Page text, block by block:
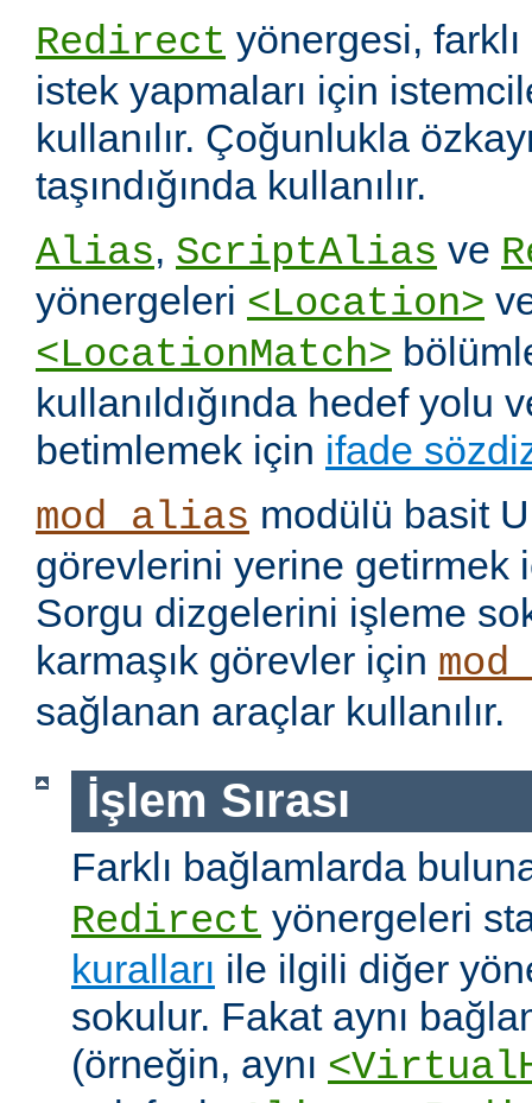
Redirect yönergesi,
istek yapmaları için
kullanılır. Çoğunlukla
taşındığında kullanılır.
Alias, ScriptAlias ve
yönergeleri <Location>
<LocationMatch>
kullanıldığında hedef yolu
betimlemek için ifade
mod_alias modülü basit
görevlerini yerine getirmek
Sorgu dizgelerini işleme
karmaşık görevler için
sağlanan araçlar kullanılır.
İşlem Sırası
Farklı bağlamlarda
Redirect yönergeleri
kuralları ile ilgili diğer
sokulur. Fakat aynı
(örneğin, aynı